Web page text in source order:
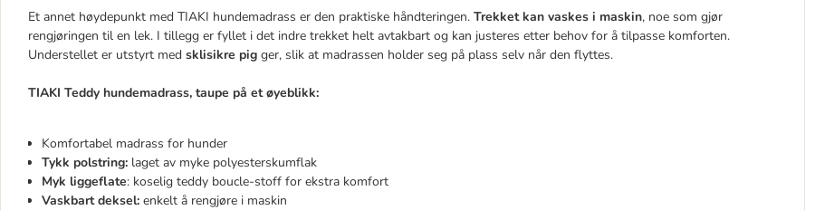
Et annet høydepunkt med TIAKI hundemadrass er den praktiske håndteringen. Trekket kan vaskes i maskin, noe som gjør
rengjøringen til en lek. I tillegg er fyllet i det indre trekket helt avtakbart og kan justeres etter behov for å tilpasse komforten.
Understellet er utstyrt med sklisikre pig ger, slik at madrassen holder seg på plass selv når den flyttes.
TIAKI Teddy hundemadrass, taupe på et øyeblikk:
Komfortabel madrass for hunder
Tykk polstring: laget av myke polyesterskumflak
Myk liggeflate: koselig teddy boucle-stoff for ekstra komfort
Vaskbart deksel: enkelt å rengjøre i maskin